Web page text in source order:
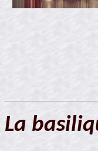
La